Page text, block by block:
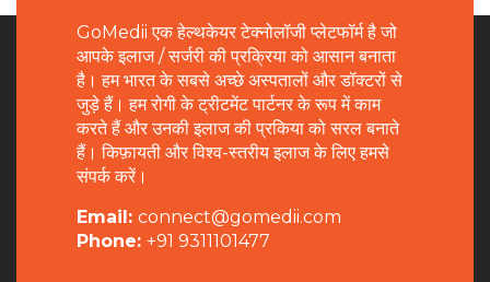
GoMedii एक हेल्थकेयर टेक्नोलॉजी प्लेटफॉर्म है जो
आपके इलाज / सर्जरी की प्रक्रिया को आसान बनाता
है। हम भारत के सबसे अच्छे अस्पतालों और डॉक्टरों से
जुड़े हैं। हम रोगी के ट्रीटमेंट पार्टनर के रूप में काम
करते हैं और उनकी इलाज की प्रकिया को सरल बनाते
हैं। किफ़ायती और विश्व-स्तरीय इलाज के लिए हमसे
संपर्क करें।
Email: connect@gomedii.com
Phone: +91 9311101477